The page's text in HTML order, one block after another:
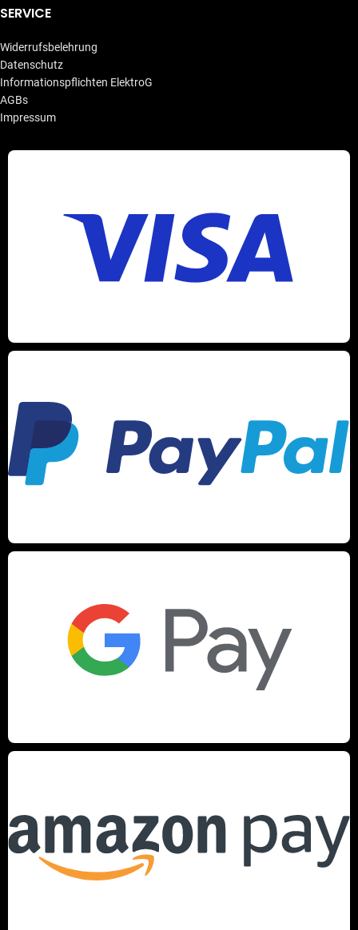
SERVICE
Widerrufsbelehrung
Datenschutz
Informationspflichten ElektroG
AGBs
Impressum